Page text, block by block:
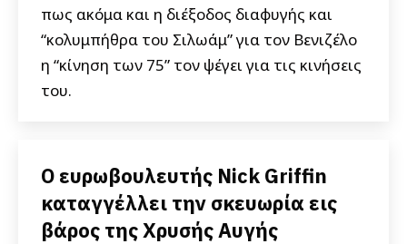
πως ακόμα και η διέξοδος διαφυγής και
“κολυμπήθρα του Σιλωάμ” για τον Βενιζέλο
η “κίνηση των 75” τον ψέγει για τις κινήσεις
του.
Ο ευρωβουλευτής Nick Griffin
καταγγέλλει την σκευωρία εις
βάρος της Χρυσής Αυγής